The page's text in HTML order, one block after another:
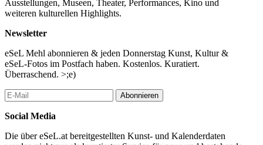
Ausstellungen, Museen, Theater, Performances, Kino und
weiteren kulturellen Highlights.
Newsletter
eSeL Mehl abonnieren & jeden Donnerstag Kunst, Kultur &
eSeL-Fotos im Postfach haben. Kostenlos. Kuratiert.
Überraschend. >;e)
Abonnieren
Social Media
Die über eSeL.at bereitgestellten Kunst- und Kalenderdaten